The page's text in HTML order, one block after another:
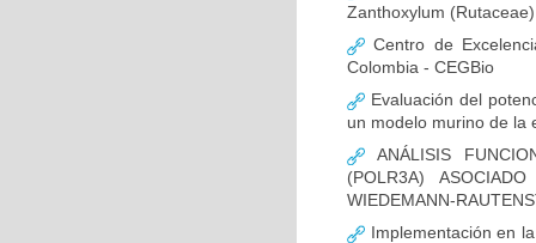
Zanthoxylum
Centro de
Colombia - CEGBio
Evaluación del
un modelo murino de la
ANÁLISIS
(POLR3A)
WIEDEMANN-
Implementación en